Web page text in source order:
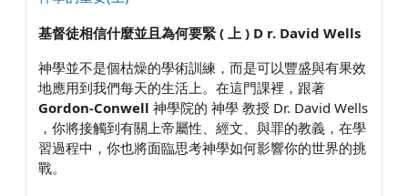
基督徒相信什麼並且為何要緊 ( 上 ) D r. David Wells
神學並不是個枯燥的學術訓練，而是可以豐盛與有果效
地應用到我們每天的生活上。在這門課裡，跟著
Gordon-Conwell 神學院的 神學 教授 Dr. David Wells
，你將接觸到有關上帝屬性、經文、與罪的教義，在學
習過程中，你也將面臨思考神學如何影響你的世界的挑
戰。